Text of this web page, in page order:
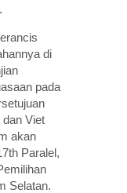
di
pada
Viet
akan
Paralel,
Selatan.